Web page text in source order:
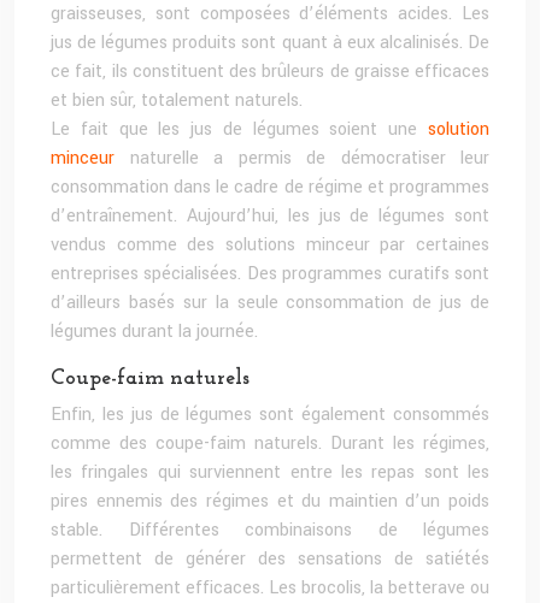
graisseuses, sont composées d’éléments acides. Les
jus de légumes produits sont quant à eux alcalinisés. De
ce fait, ils constituent des brûleurs de graisse efficaces
et bien sûr, totalement naturels.
Le fait que les jus de légumes soient une solution
minceur naturelle a permis de démocratiser leur
consommation dans le cadre de régime et programmes
d’entraînement. Aujourd’hui, les jus de légumes sont
vendus comme des solutions minceur par certaines
entreprises spécialisées. Des programmes curatifs sont
d’ailleurs basés sur la seule consommation de jus de
légumes durant la journée.
Coupe-faim naturels
Enfin, les jus de légumes sont également consommés
comme des coupe-faim naturels. Durant les régimes,
les fringales qui surviennent entre les repas sont les
pires ennemis des régimes et du maintien d’un poids
stable. Différentes combinaisons de légumes
permettent de générer des sensations de satiétés
particulièrement efficaces. Les brocolis, la betterave ou